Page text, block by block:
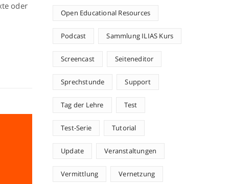
oder
Open Educational Resources
Podcast Sammlung ILIAS Kurs
Screencast Seiteneditor
Sprechstunde Support
Tag der Lehre Test
Test-Serie Tutorial
Update Veranstaltungen
Vermittlung Vernetzung